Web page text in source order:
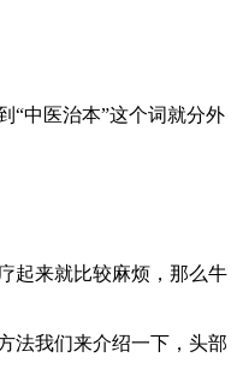
中医治本”这个词就分外
起来就比较麻烦，那么牛
法我们来介绍一下，头部